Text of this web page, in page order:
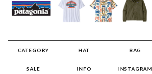
CATEGORY HAT BAG
SALE INFO INSTAGRAM